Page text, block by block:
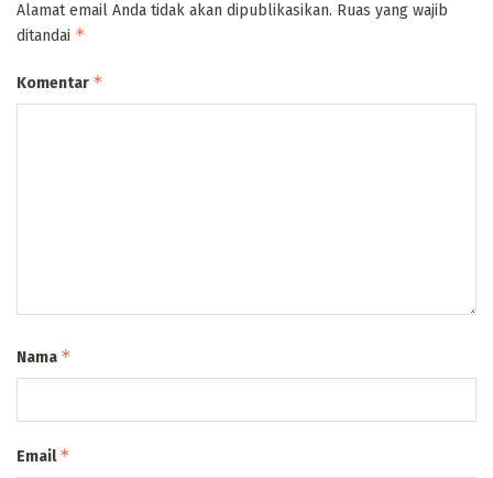
Alamat email Anda tidak akan dipublikasikan. Ruas yang wajib
ditandai *
Komentar *
Nama *
Email*